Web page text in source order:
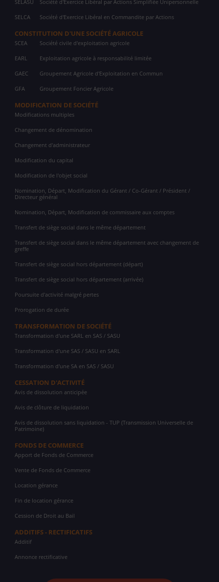
SELASU Société d'Exercice Libéral par Actions Simplifiée Unipersonnelle
SELCA Société d'Exercice Libéral en Commandite par Actions
CONSTITUTION D'UNE SOCIÉTÉ AGRICOLE
SCEA Société civile d'exploitation agricole
EARL Exploitation agricole à responsabilité limitée
GAEC Groupement Agricole d'Exploitation en Commun
GFA Groupement Foncier Agricole
MODIFICATION DE SOCIÉTÉ
Modifications multiples
Changement de dénomination
Changement d'administrateur
Modification du capital
Modification de l'objet social
Nomination, Départ, Modification du Gérant / Co-Gérant / Président /
Directeur général
Nomination, Départ, Modification de commissaire aux comptes
Transfert de siège social dans le même département
Transfert de siège social dans le même département avec changement de
greffe
Transfert de siège social hors département (départ)
Transfert de siège social hors département (arrivée)
Poursuite d'activité malgré pertes
Prorogation de durée
TRANSFORMATION DE SOCIÉTÉ
Transformation d'une SARL en SAS / SASU
Transformation d'une SAS / SASU en SARL
Transformation d'une SA en SAS / SASU
CESSATION D'ACTIVITÉ
Avis de dissolution anticipée
Avis de clôture de liquidation
Avis de dissolution sans liquidation - TUP (Transmission Universelle de
Patrimoine)
FONDS DE COMMERCE
Apport de Fonds de Commerce
Vente de Fonds de Commerce
Location gérance
Fin de location gérance
Cession de Droit au Bail
ADDITIFS - RECTIFICATIFS
Additif
Annonce rectificative